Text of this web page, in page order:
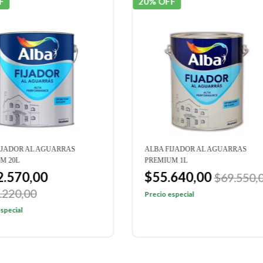
AL AGUARRAS
1L
especial
ALBA FIJADOR AL AGUARRAS
STANDARD 1L
$36.160,00
Precio especial